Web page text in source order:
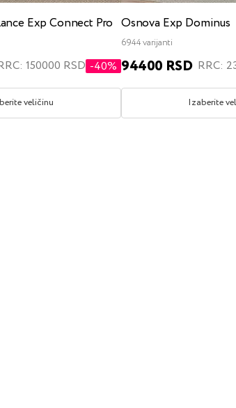
200x200 singl
Exp Connect Pro
150000 RSD -40%
veličinu
Osnova Exp Dominus
6944 varijanti
94400 RSD RRC:
Izaberite